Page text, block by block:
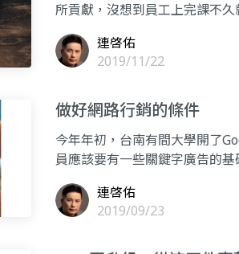
所貢獻，沒想到員工上完課不
連啓佑
2019/11/22
做好網路行銷的條件
今年年初，台南有間大學開了
員應該要有一些關鍵字廣告的
連啓佑
2019/09/23